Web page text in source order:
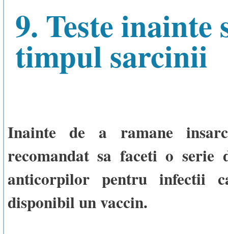
9. Teste inainte
timpul sarcinii
Inainte de a ramane
recomandat sa faceti o serie
anticorpilor pentru infectii
disponibil un vaccin.